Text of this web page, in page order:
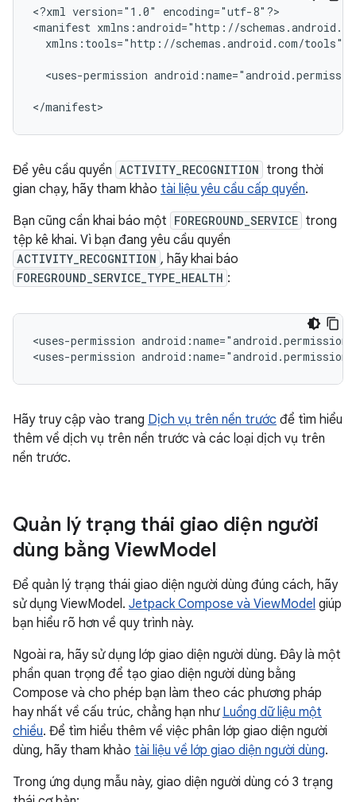
<?xml version="1.0"
encoding="utf-8"?>
<manifest
xmlns:tools="http://schemas.android.com/tools">
<uses-permission
Để yêu cầu quyền ACTIVITY_RECOGNITION trong thời
gian chạy, hãy tham khảo tài liệu yêu cầu cấp quyền.
Bạn cũng cần khai báo một FOREGROUND_SERVICE trong
tệp kê khai. Vì bạn đang yêu cầu quyền
ACTIVITY_RECOGNITION , hãy khai báo
FOREGROUND_SERVICE_TYPE_HEALTH :
<uses-permission
<uses-permission
Hãy truy cập vào trang Dịch vụ trên nền trước để tìm hiểu
thêm về dịch vụ trên nền trước và các loại dịch vụ trên
nền trước.
Quản lý trạng thái giao diện người
dùng bằng ViewModel
Để quản lý trạng thái giao diện người dùng đúng cách, hãy
sử dụng ViewModel. Jetpack Compose và ViewModel giúp
bạn hiểu rõ hơn về quy trình này.
Ngoài ra, hãy sử dụng lớp giao diện người dùng. Đây là một
phần quan trọng để tạo giao diện người dùng bằng
Compose và cho phép bạn làm theo các phương pháp
hay nhất về cấu trúc, chẳng hạn như Luồng dữ liệu một
chiều. Để tìm hiểu thêm về việc phân lớp giao diện người
dùng, hãy tham khảo tài liệu về lớp giao diện người dùng.
Trong ứng dụng mẫu này, giao diện người dùng có 3 trạng